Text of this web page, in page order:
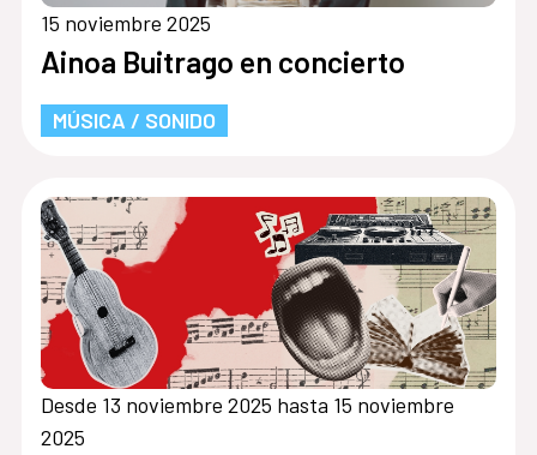
15 noviembre 2025
Ainoa Buitrago en concierto
MÚSICA / SONIDO
Desde 13 noviembre 2025 hasta 15 noviembre
2025